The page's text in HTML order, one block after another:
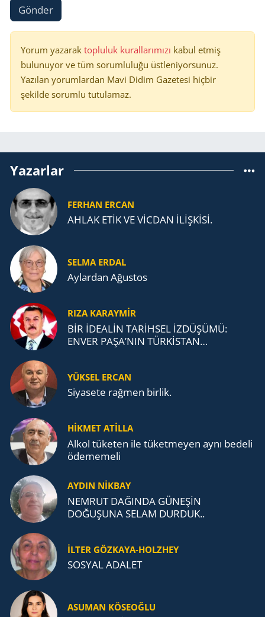
Gönder
Yorum yazarak topluluk kurallarımızı kabul etmiş
bulunuyor ve tüm sorumluluğu üstleniyorsunuz.
Yazılan yorumlardan Mavi Didim Gazetesi hiçbir
şekilde sorumlu tutulamaz.
Yazarlar
FERHAN ERCAN
AHLAK ETİK VE VİCDAN İLİŞKİSİ.
SELMA ERDAL
Aylardan Ağustos
RIZA KARAYMIR
BİR İDEALİN TARİHSEL İZDÜŞÜMÜ:
ENVER PAŞA’NIN TÜRKİSTAN
YÜKSEL ERCAN
Siyasete rağmen birlik.
HİKMET ATİLLA
Alkol tü­ke­ten ile tü­ket­me­yen aynı be­de­li
öde­me­me­li
AYDIN NİKBAY
NEMRUT DAĞINDA GÜNEŞİN
DOĞUŞUNA SELAM DURDUK..
İLTER GÖZKAYA-HOLZHEY
SOSYAL ADALET
ASUMAN KÖSEOĞLU